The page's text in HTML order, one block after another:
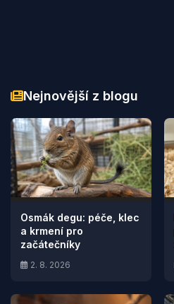
Nejnovější z blogu
Osmák degu: péče, klec
a krmení pro
začátečníky
2. 8. 2026